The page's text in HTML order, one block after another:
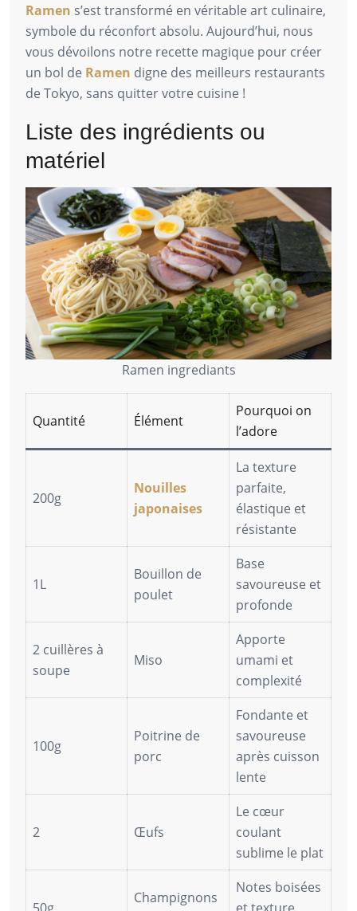
Ramen s’est transformé en véritable art culinaire,
symbole du réconfort absolu. Aujourd’hui, nous
vous dévoilons notre recette magique pour créer
un bol de Ramen digne des meilleurs restaurants
de Tokyo, sans quitter votre cuisine !
Liste des ingrédients ou
matériel
Ramen ingrediants
Quantité Élément
Pourquoi on
l’adore
200g
Nouilles
japonaises
La texture
parfaite,
élastique et
résistante
1L
Bouillon de
poulet
Base
savoureuse et
profonde
2 cuillères à
soupe
Miso
Apporte
umami et
complexité
100g
Poitrine de
porc
Fondante et
savoureuse
après cuisson
lente
2 Œufs
Le cœur
coulant
sublime le plat
Champignons
Notes boisées